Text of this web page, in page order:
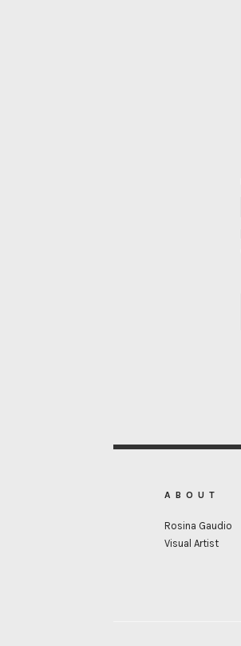
ABOUT
Rosina Gaudio
Visual Artist